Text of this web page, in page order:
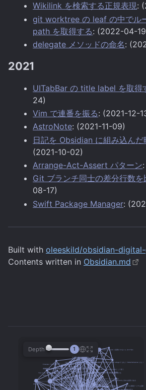
Wikilink を検索する正規表現:
git worktree の leaf の中でル
path を取得する: (2022-04-
delegate メソッドの命名:
2021
UITabBar の title label を取得
24)
Vim で連番を振る: (2021-12-
AstroNote: (2021-11-09)
日記を Obsidian に組み込んだ
(2021-10-02)
Arrange-Act-Assert パターン
Git ブランチ同士の差分行数を
08-17)
Swift Package Manager:
Built with oleeskild/obsidian-
Contents written in Obsidian.md
Depth 1